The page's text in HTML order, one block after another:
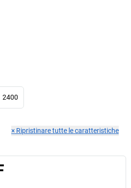
2400
× Ripristinare tutte le caratteristiche